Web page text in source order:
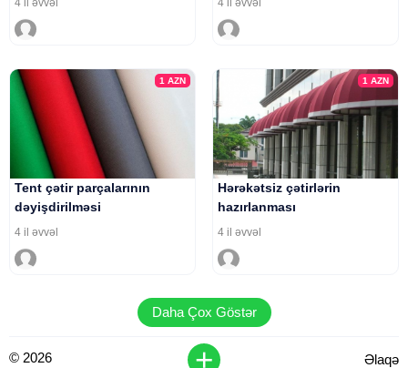
4 il əvvəl 4 il əvvəl
1AZN
Tent çətir parçalarının
dəyişdirilməsi
4 il əvvəl
1 AZN
Hərəkətsiz çətirlərin
hazırlanması
4 il əvvəl
Daha Çox Göstər
© 2026 Əlaqə
+